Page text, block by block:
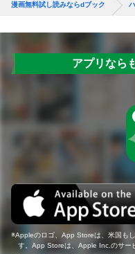
漫画無料試し読みならdブック
アプリなら
Appleのロゴ、App Storeは、米国も
す。App Storeは、Apple Inc.のサー